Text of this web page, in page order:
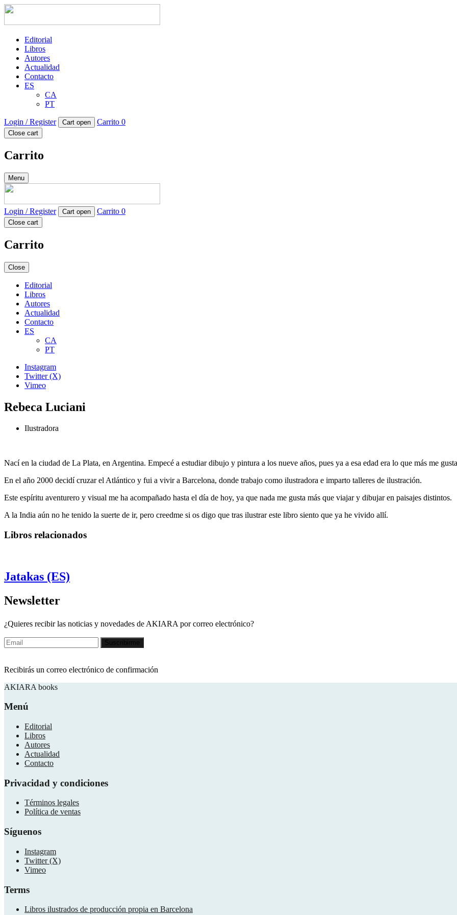
Editorial
Libros
Autores
Actualidad
Contacto
ES
CA
PT
Login / Register Cart open Carrito 0
Close cart
Carrito
Menu
Login / Register Cart open Carrito 0
Close cart
Carrito
Close
Editorial
Libros
Autores
Actualidad
Contacto
ES
CA
PT
Instagram
Twitter (X)
Vimeo
Rebeca Luciani
Ilustradora
Nací en la ciudad de La Plata, en Argentina. Empecé a estudiar dibujo y pintura a los nueve años, pues ya a esa edad era lo que más me
En el año 2000 decidí cruzar el Atlántico y fui a vivir a Barcelona, donde trabajo como ilustradora e imparto talleres de ilustración.
Este espíritu aventurero y visual me ha acompañado hasta el día de hoy, ya que nada me gusta más que viajar y dibujar en paisajes distintos.
A la India aún no he tenido la suerte de ir, pero creedme si os digo que tras ilustrar este libro siento que ya he vivido allí.
Libros relacionados
Jatakas (ES)
Newsletter
¿Quieres recibir las noticias y novedades de AKIARA por correo electrónico?
Recibirás un correo electrónico de confirmación
AKIARA books
Menú
Editorial
Libros
Autores
Actualidad
Contacto
Privacidad y condiciones
Términos legales
Política de ventas
Síguenos
Instagram
Twitter (X)
Vimeo
Terms
Libros ilustrados de producción propia en Barcelona